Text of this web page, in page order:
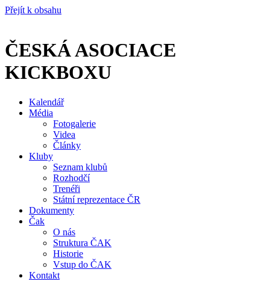
Přejít k obsahu
ČESKÁ ASOCIACE
KICKBOXU
Kalendář
Média
Fotogalerie
Videa
Články
Kluby
Seznam klubů
Rozhodčí
Trenéři
Státní reprezentace ČR
Dokumenty
Čak
O nás
Struktura ČAK
Historie
Vstup do ČAK
Kontakt